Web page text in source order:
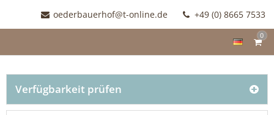
oederbauerhof@t-online.de +49 (0) 8665 7533
0
Verfügbarkeit prüfen